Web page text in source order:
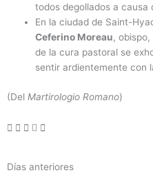
todos degollados a causa
En la ciudad de Saint-
Ceferino Moreau,
de la cura pastoral se
sentir ardientemente con
(Del Martirologio Romano)
Días anteriores